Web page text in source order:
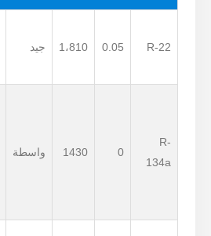
R-22
0.05 1،810 جيد
R-
134a
0
1430 واسطة